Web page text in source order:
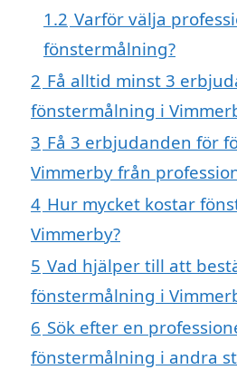
1.2 Varför välja
fönstermålning?
2 Få alltid minst 3
fönstermålning i
3 Få 3 erbjudanden för
Vimmerby från
4 Hur mycket kostar
Vimmerby?
5 Vad hjälper till att
fönstermålning i
6 Sök efter en
fönstermålning i andra